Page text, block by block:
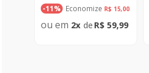
-11% Economize R$ 15,00
2 R$ 59,99